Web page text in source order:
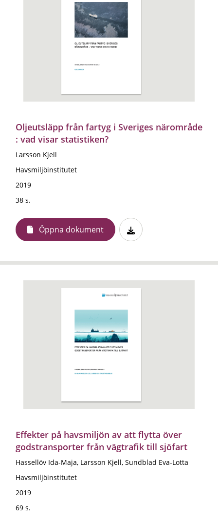
Oljeutsläpp från fartyg i Sveriges närområde
: vad visar statistiken?
Larsson Kjell
Havsmiljöinstitutet
2019
38 s.
Öppna dokument
Effekter på havsmiljön av att flytta över
godstransporter från vägtrafik till sjöfart
Hassellöv Ida-Maja, Larsson Kjell, Sundblad Eva-Lotta
Havsmiljöinstitutet
2019
69 s.